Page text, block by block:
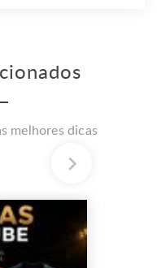
melhores dicas